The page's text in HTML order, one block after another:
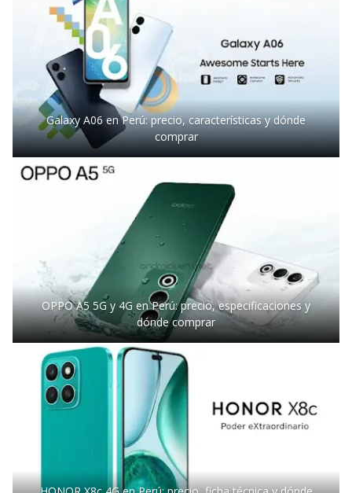
Galaxy A06 en Perú: precio, características y dónde
comprar
OPPO A5 5G y 4G en Perú: precio, especificaciones y
dónde comprar